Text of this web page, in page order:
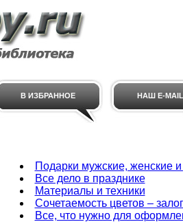
В ИЗБРАННОЕ НАШ E-MAIL
Подарки мужские, женские и
Все дело в празднике
Материалы и техники
Сочетаемость цветов –
Все, что нужно для